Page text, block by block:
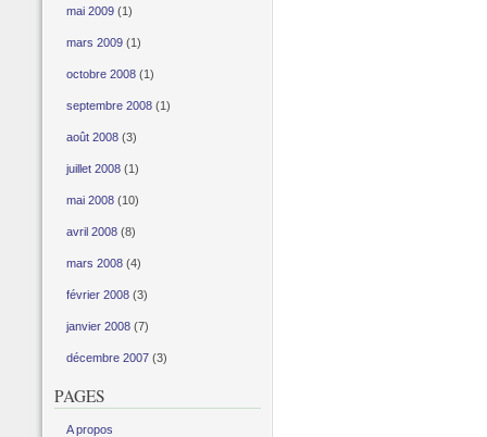
mai 2009(1)
mars 2009(1)
octobre 2008(1)
septembre 2008(1)
août 2008(3)
juillet 2008(1)
mai 2008(10)
avril 2008(8)
mars 2008(4)
février 2008(3)
janvier 2008(7)
décembre 2007(3)
PAGES
A propos